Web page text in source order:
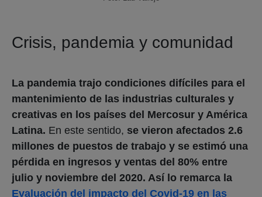
Crisis, pandemia y comunidad
La pandemia trajo condiciones difíciles para el
mantenimiento de las industrias culturales y
creativas en los países del Mercosur y América
Latina. En este sentido, se vieron afectados 2.6
millones de puestos de trabajo y se estimó una
pérdida en ingresos y ventas del 80% entre
julio y noviembre del 2020. Así lo remarca la
Evaluación del impacto del Covid-19 en las